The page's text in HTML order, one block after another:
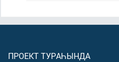
ПРОЕКТ ТУРАҺЫНДА